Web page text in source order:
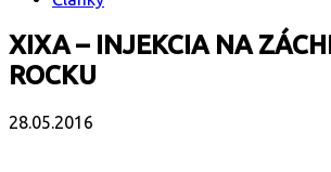
XIXA – INJEKCIA NA
ROCKU
28.05.2016